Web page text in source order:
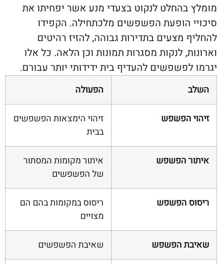
לנקוט בצעדי מנע אשר יפחיתו את
הופעת הפשפשים מלכתחילה. הקפידו
מצעים בתדירות גבוהה, להזיז רהיטים
לנקות מסגרות תמונות וכן הלאה. כל אלו
להעדיף בית ידידותי יותר עבורם.
הפשפש
זיהוי הימצאות הפשפשים
הפשפש
איתור מקומות המסתור
של הפשפשים
הפשפש
ריסוס במקומות בהם הם
הפשפש שאיבת הפשפשים